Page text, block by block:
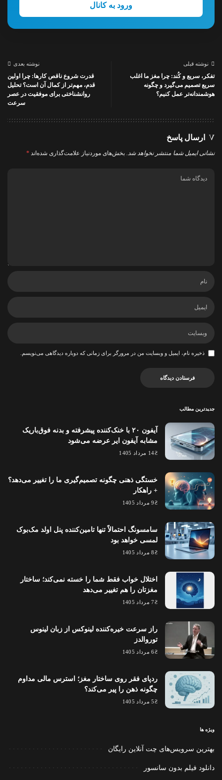
ورود به کانال
نوشته قبلی
تفکر، سریع و کُند: چرا مغز ما اغلب
سریع تصمیم می‌گیرد و چگونه
هوشمندانه‌تر عمل کنیم؟
نوشته بعدی
قدرت شروع ناقص کارها: چرا اولین
قدم، مهم‌تر از کمال آن است؟ تحلیل
روانشناختی برای موفقیت در عصر
سرعت
ارسال پاسخ
نشانی ایمیل شما منتشر نخواهد شد. بخش‌های موردنیاز علامت‌گذاری شده‌اند *
ذخیره نام، ایمیل و وبسایت من در مرورگر برای زمانی که دوباره دیدگاهی می‌نویسم.
جدیدترین مطالب
آیفون ۲۰ با خنک‌کننده پیشرفته و بدنه فوق‌باریک
مشابه آیفون ایر عرضه می‌شود
14 مرداد 1405
خستگی ذهنی چگونه تصمیم‌گیری ما را تغییر می‌دهد؟
+ راهکار
9 مرداد 1405
سامسونگ احتمالاً تنها تامین‌کننده پنل اولد مک‌بوک
لمسی خواهد بود
8 مرداد 1405
اختلال خواب فقط شما را خسته نمی‌کند؛ ساختار
مغزتان را هم تغییر می‌دهد
7 مرداد 1405
راز سرعت خیره‌کننده لینوکس از زبان لینوس
توروالدز
6 مرداد 1405
ردپای فقر روی ساختار مغز؛ استرس مالی مداوم
چگونه ذهن را پیر می‌کند؟
5 مرداد 1405
ویژه ها
بهترین سرویس‌های چت آنلاین رایگان
دانلود فیلم بدون سانسور